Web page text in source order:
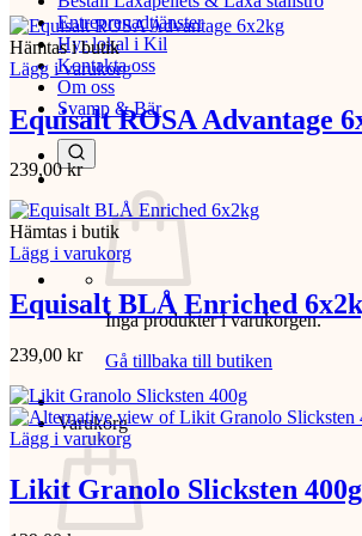
Entreprenadtjänster
Hyr lokal i Kil
Kontakta oss
Om oss
Svamp & Bär
Inga produkter i varukorgen.
Gå tillbaka till butiken
Varukorg
Hämtas i butik
Lägg i varukorg
Equisalt ROSA Advantage
239,00kr
Hämtas i butik
Lägg i varukorg
Equisalt BLÅ Enriched
239,00 kr
Lägg i varukorg
Likit Granolo Slicksten 400g